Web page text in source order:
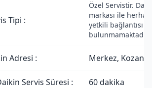
Tipi :
Özel Servistir.
markası ile
yetkili bağlantısı
bulunmamaktadır.
Adresi : Merkez, Kozan/
Servis Süresi : 60 dakika